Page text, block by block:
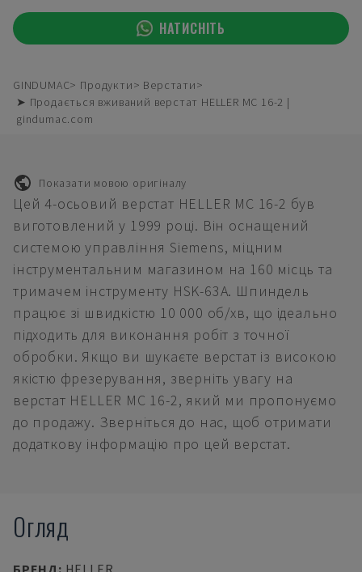
НАТИСНІТЬ
GINDUMAC Продукти
Верстати
➤ Продається вживаний верстат HELLER MC 16-2 |
gindumac.com
Показати мовою оригіналу
Цей 4-осьовий верстат HELLER MC 16-2 був
виготовлений у 1999 році. Він оснащений
системою управління Siemens, міцним
інструментальним магазином на 160 місць та
тримачем інструменту HSK-63A. Шпиндель
працює зі швидкістю 10 000 об/хв, що ідеально
підходить для виконання робіт з точної
обробки. Якщо ви шукаєте верстат із високою
якістю фрезерування, зверніть увагу на
верстат HELLER MC 16-2, який ми пропонуємо
до продажу. Зверніться до нас, щоб отримати
додаткову інформацію про цей верстат.
Огляд
БРЕНД: HELLER